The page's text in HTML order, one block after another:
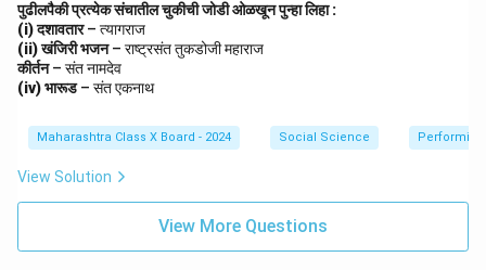
पुढीलपैकी प्रत्येक संचातील चुकीची जोडी ओळखून पुन्हा लिहा :
(i) दशावतार– त्यागराज
(ii) खंजिरी भजन– राष्ट्रसंत तुकडोजी महाराज
कीर्तन– संत नामदेव
(iv) भारूड– संत एकनाथ
Maharashtra Class X Board - 2024 Social Science Performing
View Solution
View More Questions